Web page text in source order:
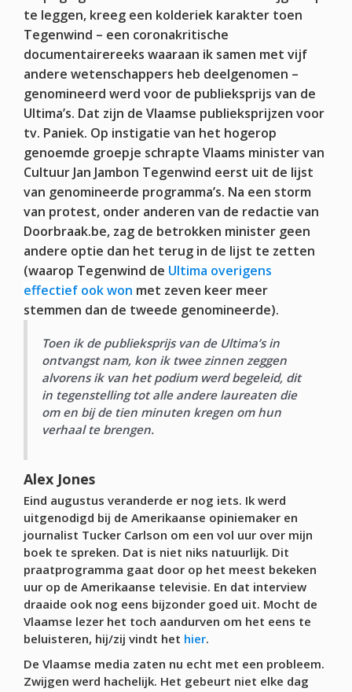
te leggen, kreeg een kolderiek karakter toen
Tegenwind – een coronakritische
documentairereeks waaraan ik samen met vijf
andere wetenschappers heb deelgenomen –
genomineerd werd voor de publieksprijs van de
Ultima’s. Dat zijn de Vlaamse publieksprijzen voor
tv. Paniek. Op instigatie van het hogerop
genoemde groepje schrapte Vlaams minister van
Cultuur Jan Jambon Tegenwind eerst uit de lijst
van genomineerde programma’s. Na een storm
van protest, onder anderen van de redactie van
Doorbraak.be, zag de betrokken minister geen
andere optie dan het terug in de lijst te zetten
(waarop Tegenwind de Ultima overigens
effectief ook won met zeven keer meer
stemmen dan de tweede genomineerde).
Toen ik de publieksprijs van de Ultima’s in
ontvangst nam, kon ik twee zinnen zeggen
alvorens ik van het podium werd begeleid, dit
in tegenstelling tot alle andere laureaten die
om en bij de tien minuten kregen om hun
verhaal te brengen.
Alex Jones
Eind augustus veranderde er nog iets. Ik werd
uitgenodigd bij de Amerikaanse opiniemaker en
journalist Tucker Carlson om een vol uur over mijn
boek te spreken. Dat is niet niks natuurlijk. Dit
praatprogramma gaat door op het meest bekeken
uur op de Amerikaanse televisie. En dat interview
draaide ook nog eens bijzonder goed uit. Mocht de
Vlaamse lezer het toch aandurven om het eens te
beluisteren, hij/zij vindt het hier.
De Vlaamse media zaten nu echt met een probleem.
Zwijgen werd hachelijk. Het gebeurt niet elke dag